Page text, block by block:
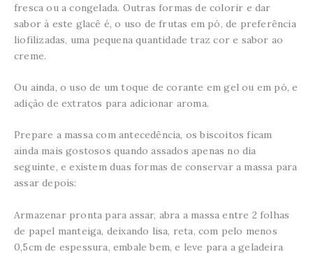
fresca ou a congelada. Outras formas de colorir e dar
sabor à este glacê é, o uso de frutas em pó, de preferência
liofilizadas, uma pequena quantidade traz cor e sabor ao
creme.
Ou ainda, o uso de um toque de corante em gel ou em pó, e
adição de extratos para adicionar aroma.
Prepare a massa com antecedência, os biscoitos ficam
ainda mais gostosos quando assados apenas no dia
seguinte, e existem duas formas de conservar a massa para
assar depois:
Armazenar pronta para assar, abra a massa entre 2 folhas
de papel manteiga, deixando lisa, reta, com pelo menos
0,5cm de espessura, embale bem, e leve para a geladeira